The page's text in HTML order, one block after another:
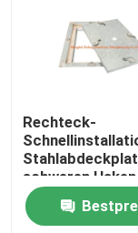
Rechteck-
schweren
Luken-vier